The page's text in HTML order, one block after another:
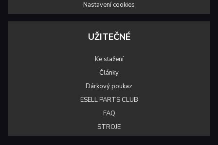
Nastavení cookies
UŽITEČNÉ
Ke stažení
Články
Dárkový poukaz
ESELL PARTS CLUB
FAQ
STROJE